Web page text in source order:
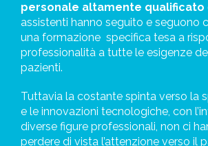
personale altamente qualificato
assistenti hanno seguito e seguono
una formazione specifica tesa a
professionalità a tutte le esigenze
pazienti.
Tuttavia la costante spinta verso la
e le innovazioni tecnologiche, con
diverse figure professionali, non ci
perdere di vista l’attenzione verso il